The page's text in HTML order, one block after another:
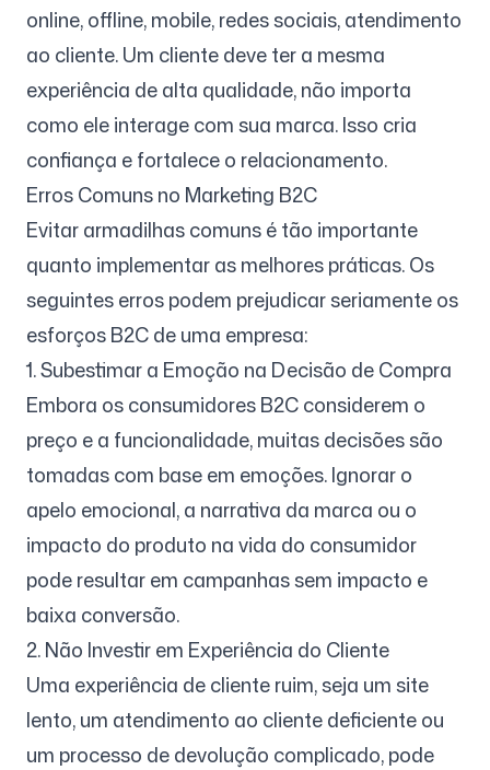
online, offline, mobile, redes sociais, atendimento
ao cliente. Um cliente deve ter a mesma
experiência de alta qualidade, não importa
como ele interage com sua marca. Isso cria
confiança e fortalece o relacionamento.
Erros Comuns no Marketing B2C
Evitar armadilhas comuns é tão importante
quanto implementar as melhores práticas. Os
seguintes erros podem prejudicar seriamente os
esforços B2C de uma empresa:
1. Subestimar a Emoção na Decisão de Compra
Embora os consumidores B2C considerem o
preço e a funcionalidade, muitas decisões são
tomadas com base em emoções. Ignorar o
apelo emocional, a narrativa da marca ou o
impacto do produto na vida do consumidor
pode resultar em campanhas sem impacto e
baixa conversão.
2. Não Investir em Experiência do Cliente
Uma experiência de cliente ruim, seja um site
lento, um atendimento ao cliente deficiente ou
um processo de devolução complicado, pode